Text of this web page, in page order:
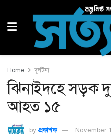
Home দুর্ঘটনা
ঝিনাইদহে সড়ক
আহত ১৫
by প্রকাশক November